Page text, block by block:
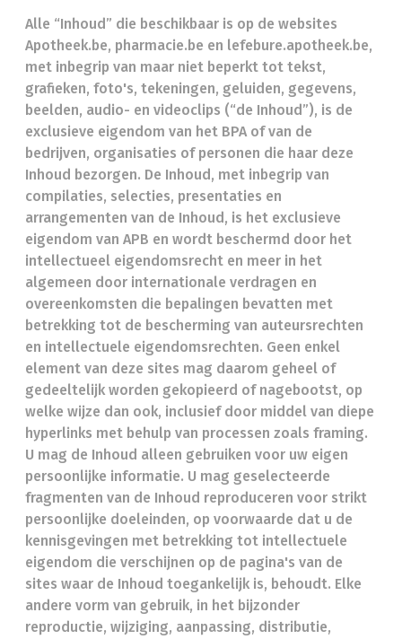
Alle “Inhoud” die beschikbaar is op de websites
Apotheek.be, pharmacie.be en lefebure.apotheek.be,
met inbegrip van maar niet beperkt tot tekst,
grafieken, foto's, tekeningen, geluiden, gegevens,
beelden, audio- en videoclips (“de Inhoud”), is de
exclusieve eigendom van het BPA of van de
bedrijven, organisaties of personen die haar deze
Inhoud bezorgen. De Inhoud, met inbegrip van
compilaties, selecties, presentaties en
arrangementen van de Inhoud, is het exclusieve
eigendom van APB en wordt beschermd door het
intellectueel eigendomsrecht en meer in het
algemeen door internationale verdragen en
overeenkomsten die bepalingen bevatten met
betrekking tot de bescherming van auteursrechten
en intellectuele eigendomsrechten. Geen enkel
element van deze sites mag daarom geheel of
gedeeltelijk worden gekopieerd of nagebootst, op
welke wijze dan ook, inclusief door middel van diepe
hyperlinks met behulp van processen zoals framing.
U mag de Inhoud alleen gebruiken voor uw eigen
persoonlijke informatie. U mag geselecteerde
fragmenten van de Inhoud reproduceren voor strikt
persoonlijke doeleinden, op voorwaarde dat u de
kennisgevingen met betrekking tot intellectuele
eigendom die verschijnen op de pagina's van de
sites waar de Inhoud toegankelijk is, behoudt. Elke
andere vorm van gebruik, in het bijzonder
reproductie, wijziging, aanpassing, distributie,